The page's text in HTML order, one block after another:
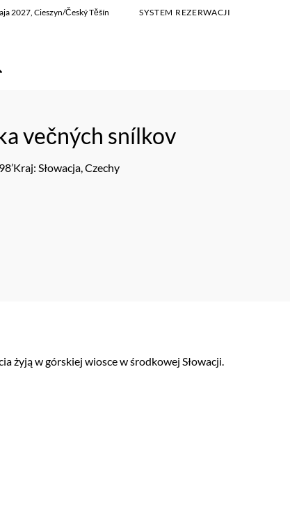
2027, Cieszyn/Český Těšín SYSTEM REZERWACJI
večných snílkov
Kraj: Słowacja, Czechy
żyją w górskiej wiosce w środkowej Słowacji.